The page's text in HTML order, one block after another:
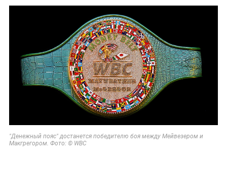
"Денежный пояс" достанется победителю боя между Мейвезером и
Макгрегором. Фото: © WBC